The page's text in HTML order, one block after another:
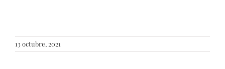
13 octubre, 2021